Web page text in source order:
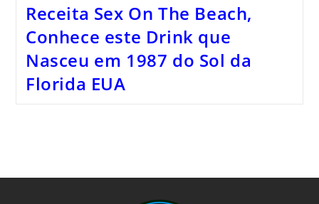
Receita Sex On The Beach,
Conhece este Drink que
Nasceu em 1987 do Sol da
Florida EUA